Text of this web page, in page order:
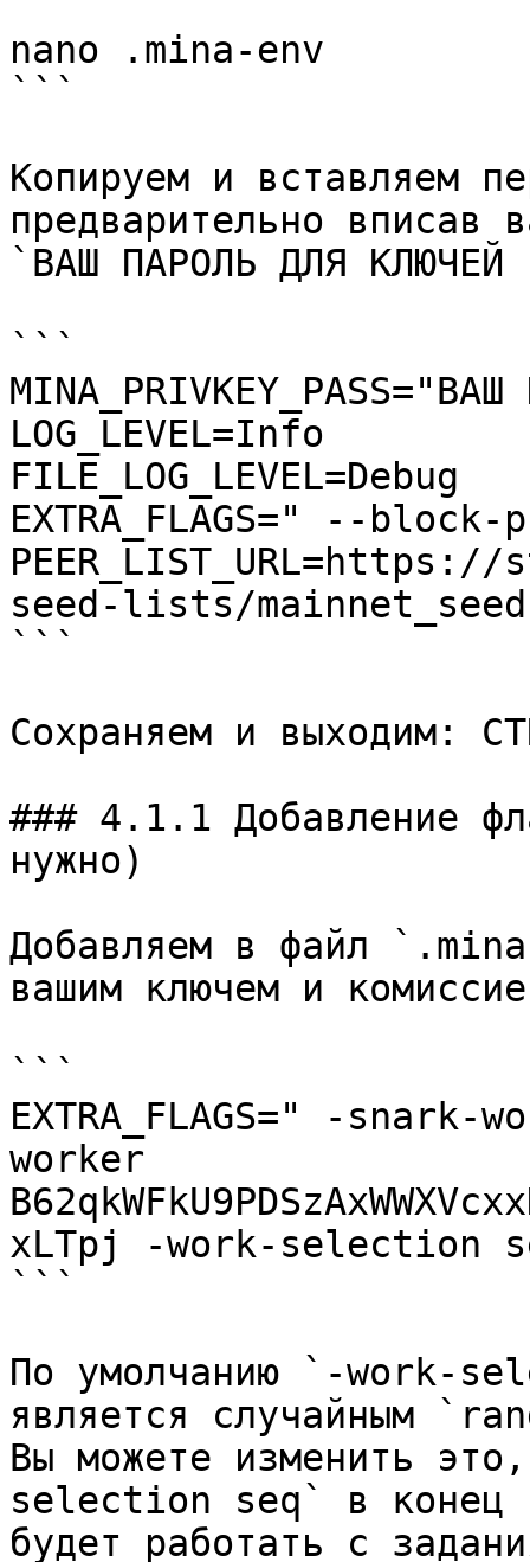
nano .mina-env
```
Копируем и вставляем
предварительно вписав
`ВАШ ПАРОЛЬ ДЛЯ КЛЮЧЕЙ
```
LOG_LEVEL=Info
FILE_LOG_LEVEL=Debug
EXTRA_FLAGS=" --
seed-lists/
```
Сохраняем и выходим:
### 4.1.1 Добавление
нужно)
Добавляем в файл
вашим ключем и
```
EXTRA_FLAGS=" -
worker
xLTpj -work-selection
```
По умолчанию `-work-
является случайным
Вы можете изменить
selection seq` в конец
будет работать с